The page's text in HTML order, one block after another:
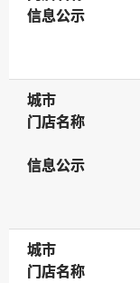
信息公示
信息公示
城市
城市
门店名称
门店名称
信息公示
信息公示
城市
城市
门店名称
门店名称